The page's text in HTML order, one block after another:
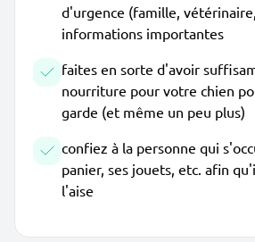
d'urgence (famille,
informations importantes
faites en sorte d'avoir
nourriture pour votre chien
garde (et même un peu plus)
confiez à la personne qui
panier, ses jouets, etc. afin
l'aise